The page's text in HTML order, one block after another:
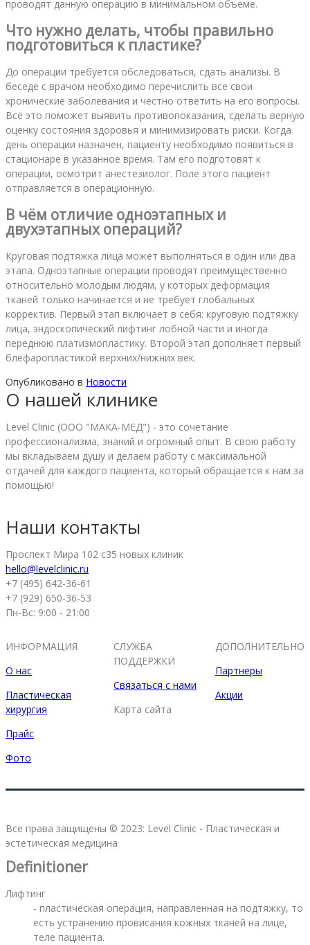
проводят данную операцию в минимальном объёме.
Что нужно делать, чтобы правильно
подготовиться к пластике?
До операции требуется обследоваться, сдать анализы. В
беседе с врачом необходимо перечислить все свои
хронические заболевания и честно ответить на его вопросы.
Всё это поможет выявить противопоказания, сделать верную
оценку состояния здоровья и минимизировать риски. Когда
день операции назначен, пациенту необходимо появиться в
стационаре в указанное время. Там его подготовят к
операции, осмотрит анестезиолог. Поле этого пациент
отправляется в операционную.
В чём отличие одноэтапных и
двухэтапных операций?
Круговая подтяжка лица может выполняться в один или два
этапа. Одноэтапные операции проводят преимущественно
относительно молодым людям, у которых деформация
тканей только начинается и не требует глобальных
корректив. Первый этап включает в себя: круговую подтяжку
лица, эндоскопический лифтинг лобной части и иногда
переднюю платизмопластику. Второй этап дополняет первый
блефаропластикой верхних/нижних век.
Опубликовано в Новости
О нашей клинике
Level Clinic (ООО "МАКА-МЕД") - это сочетание
профессионализма, знаний и огромный опыт. В свою работу
мы вкладываем душу и делаем работу с максимальной
отдачей для каждого пациента, который обращается к нам за
помощью!
Наши контакты
Проспект Мира 102 с35 новых клиник
hello@levelclinic.ru
+7 (495) 642-36-61
+7 (929) 650-36-53
Пн-Вс: 9:00 - 21:00
ИНФОРМАЦИЯ
О нас
Пластическая
хирургия
Прайс
Фото
СЛУЖБА
ПОДДЕРЖКИ
Связаться с нами
Карта сайта
ДОПОЛНИТЕЛЬНО
Партнеры
Акции
Все права защищены © 2023: Level Clinic - Пластическая и
эстетическая медицина
Definitioner
Лифтинг
- пластическая операция, направленная на подтяжку, то
есть устранению провисания кожных тканей на лице,
теле пациента.